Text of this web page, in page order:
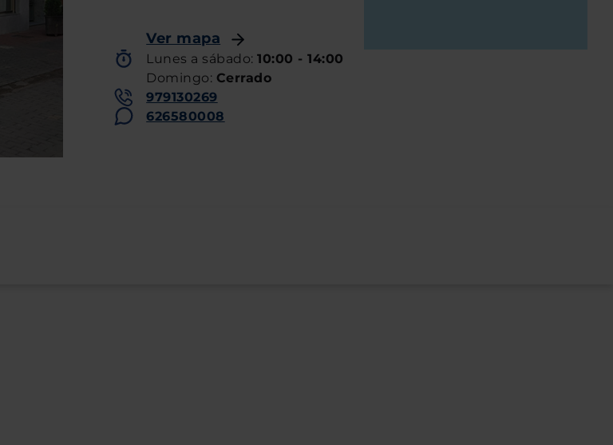
Ver mapa
Lunes a sábado:10:00 - 14:00
Domingo: Cerrado
979130269
626580008